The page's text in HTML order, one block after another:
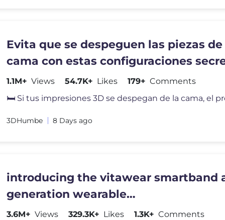
Evita que se despeguen las piezas
cama con estas configuraciones
tu laminador
1.1M+ Views 54.7K+ Likes 179+ Comments
3DHumbe 8 Days ago
introducing the vitawear smartband
generation wearable
gadget#shortsfeed#trending
3.6M+ Views 329.3K+ Likes 1.3K+ Comments